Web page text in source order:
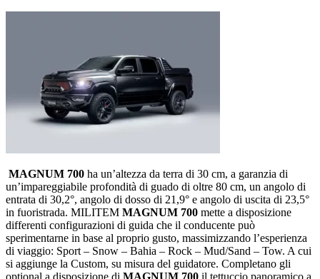
MAGNUM 700 ha un’altezza da terra di 30 cm, a garanzia di
un’impareggiabile profondità di guado di oltre 80 cm, un angolo di
entrata di 30,2°, angolo di dosso di 21,9° e angolo di uscita di 23,5°
in fuoristrada. MILITEM MAGNUM 700 mette a disposizione
differenti configurazioni di guida che il conducente può
sperimentarne in base al proprio gusto, massimizzando l’esperienza
di viaggio: Sport – Snow – Bahia – Rock – Mud/Sand – Tow. A cui
si aggiunge la Custom, su misura del guidatore. Completano gli
optional a disposizione di MAGNUM 700 il tettuccio panoramico a